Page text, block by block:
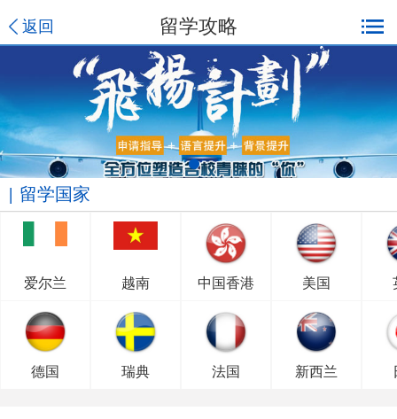
返回 留学攻略
留学国家
爱尔兰 越南 中国香港 美国
德国 瑞典 法国 新西兰